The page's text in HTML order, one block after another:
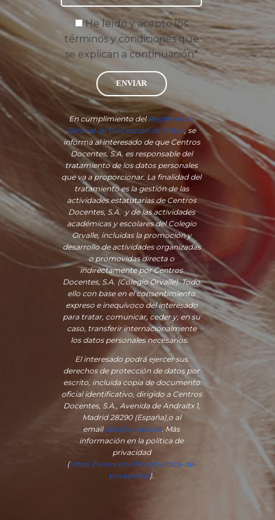
He leído y acepto los
términos y condiciones que
se explican a continuación*
ENVIAR
En cumplimiento delReglamento
General de Protección de Datos, se
informa al interesado de que Centros
Docentes, S.A. es responsable del
tratamiento de los datos personales
que va a proporcionar. La finalidad del
tratamiento es la gestión de las
actividades estatutarias de Centros
Docentes, S.A. y de las actividades
académicas y escolares del Colegio
Orvalle, incluidas la promoción y
desarrollo de actividades organizadas
o promovidas directa o
indirectamente por Centros
Docentes, S.A. (Colegio Orvalle). Todo
ello con base en el consentimiento
expreso e inequívoco del interesado
para tratar, comunicar, ceder y, en su
caso, transferir internacionalmente
los datos personales necesarios.
El interesado podrá ejercer sus
derechos de protección de datos por
escrito, incluida copia de documento
oficial identificativo, dirigido a Centros
Docentes, S.A., Avenida de Andraitx 1,
Madrid 28290 (España),o al
emaildpo@orvalle.es. Más
información en la política de
privacidad
(https://www.orvalle.es/politica-de-
privacidad/).